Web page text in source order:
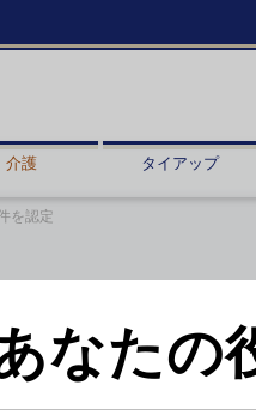
介護 タイアップ
を認定
害16件を認定
なたの